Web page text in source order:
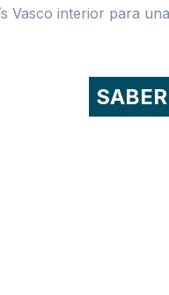
Vasco interior para